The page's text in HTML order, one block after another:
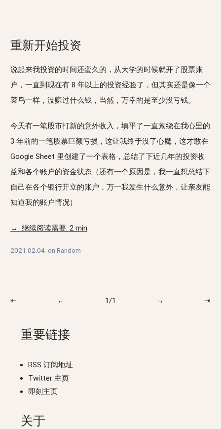
重新开始投资
说起来我投资的时间还蛮久的，从大学的时候就开了股票账
户，一直到现在有 8 年以上的投资经验了，但其实还是像一个
菜鸟一样，没赚过什么钱，当然，万幸的是至少没亏钱。
今天有一笔股市打新的意外收入，填平了一直萦绕在我心里的
3 年前的一笔股票巨额亏损，这让我终于没了心魔，这才敢在
Google Sheet 里创建了一个表格，总结了下近几年的投资收
益和各个账户的资金状态（还有一个原因是，我一直想总结下
自己在各个银行开立的账户，万一我发生什么意外，让亲友能
知道我的账户情况）
→ 继续阅读需要: 2 min
2021.02.04 on Random
⇤ ← 1/1 → ⇥
重要链接
RSS 订阅地址
Twitter 主页
即刻主页
关于